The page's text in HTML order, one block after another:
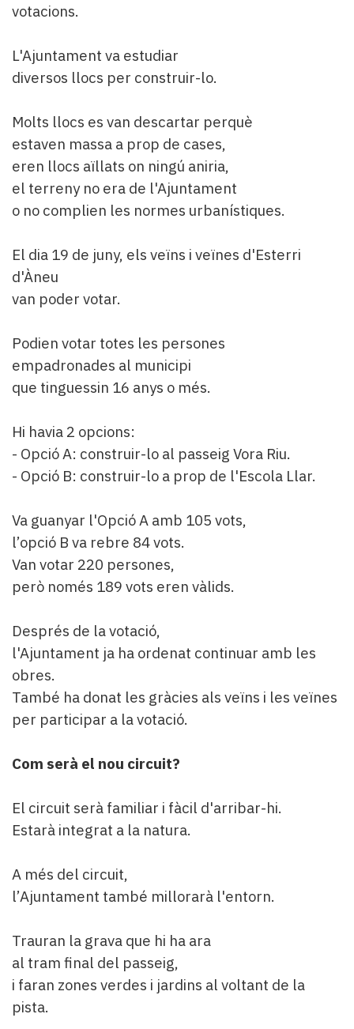
votacions.
L'Ajuntament va estudiar
diversos llocs per construir-lo.
Molts llocs es van descartar perquè
estaven massa a prop de cases,
eren llocs aïllats on ningú aniria,
el terreny no era de l'Ajuntament
o no complien les normes urbanístiques.
El dia 19 de juny, els veïns i veïnes d'Esterri
d'Àneu
van poder votar.
Podien votar totes les persones
empadronades al municipi
que tinguessin 16 anys o més.
Hi havia 2 opcions:
- Opció A: construir-lo al passeig Vora Riu.
- Opció B: construir-lo a prop de l'Escola Llar.
Va guanyar l'Opció A amb 105 vots,
l’opció B va rebre 84 vots.
Van votar 220 persones,
però només 189 vots eren vàlids.
Després de la votació,
l'Ajuntament ja ha ordenat continuar amb les
obres.
També ha donat les gràcies als veïns i les veïnes
per participar a la votació.
Com serà el nou circuit?
El circuit serà familiar i fàcil d'arribar-hi.
Estarà integrat a la natura.
A més del circuit,
l’Ajuntament també millorarà l'entorn.
Trauran la grava que hi ha ara
al tram final del passeig,
i faran zones verdes i jardins al voltant de la
pista.